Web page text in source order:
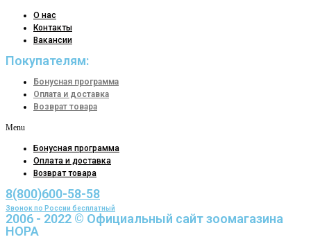
О нас
Контакты
Вакансии
Покупателям:
Бонусная программа
Оплата и доставка
Возврат товара
Menu
Бонусная программа
Оплата и доставка
Возврат товара
8(800)600-58-58
Звонок по России бесплатный
2006 - 2022 © Официальный сайт зоомагазина
НОРА